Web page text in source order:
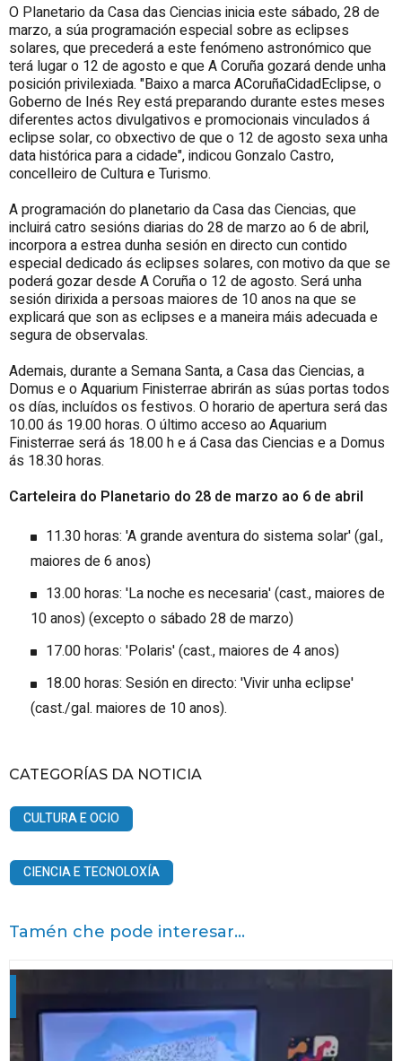
O Planetario da Casa das Ciencias inicia este sábado, 28 de
marzo, a súa programación especial sobre as eclipses
solares, que precederá a este fenómeno astronómico que
terá lugar o 12 de agosto e que A Coruña gozará dende unha
posición privilexiada. "Baixo a marca ACoruñaCidadEclipse, o
Goberno de Inés Rey está preparando durante estes meses
diferentes actos divulgativos e promocionais vinculados á
eclipse solar, co obxectivo de que o 12 de agosto sexa unha
data histórica para a cidade", indicou Gonzalo Castro,
concelleiro de Cultura e Turismo.
A programación do planetario da Casa das Ciencias, que
incluirá catro sesións diarias do 28 de marzo ao 6 de abril,
incorpora a estrea dunha sesión en directo cun contido
especial dedicado ás eclipses solares, con motivo da que se
poderá gozar desde A Coruña o 12 de agosto. Será unha
sesión dirixida a persoas maiores de 10 anos na que se
explicará que son as eclipses e a maneira máis adecuada e
segura de observalas.
Ademais, durante a Semana Santa, a Casa das Ciencias, a
Domus e o Aquarium Finisterrae abrirán as súas portas todos
os días, incluídos os festivos. O horario de apertura será das
10.00 ás 19.00 horas. O último acceso ao Aquarium
Finisterrae será ás 18.00 h e á Casa das Ciencias e a Domus
ás 18.30 horas.
Carteleira do Planetario do 28 de marzo ao 6 de abril
11.30 horas: 'A grande aventura do sistema solar' (gal.,
maiores de 6 anos)
13.00 horas: 'La noche es necesaria' (cast., maiores de
10 anos) (excepto o sábado 28 de marzo)
17.00 horas: 'Polaris' (cast., maiores de 4 anos)
18.00 horas: Sesión en directo: 'Vivir unha eclipse'
(cast./gal. maiores de 10 anos).
CATEGORÍAS DA NOTICIA
CULTURA E OCIO
CIENCIA E TECNOLOXÍA
Tamén che pode interesar...